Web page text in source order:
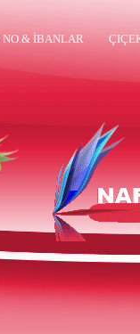
NO.& İBANLAR